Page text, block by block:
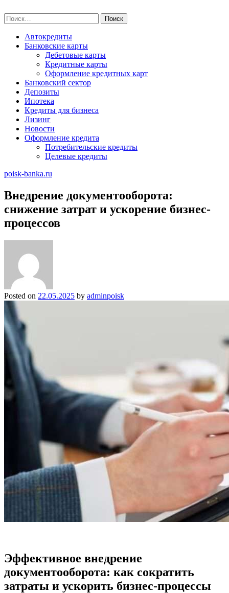
to
content
Найти:
Автокредиты
Банковские карты
Дебетовые карты
Кредитные карты
Оформление кредитных карт
Банковский сектор
Депозиты
Ипотека
Кредиты для бизнеса
Лизинг
Новости
Оформление кредита
Потребительские кредиты
Целевые кредиты
poisk-banka.ru
Внедрение документооборота:
снижение затрат и ускорение бизнес-
процессов
Posted on 22.05.2025 by adminpoisk
Эффективное внедрение
документооборота: как сократить
затраты и ускорить бизнес-процессы